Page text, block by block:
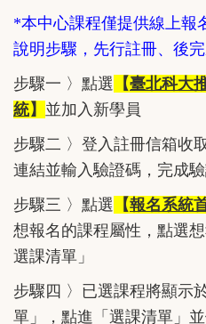
*本中心課程僅提供線上報
說明步驟，先行註冊、後
步驟一 〉點選 【臺北科大
統】 並加入新學員
步驟二 〉登入註冊信箱收
連結並輸入驗證碼，完成
步驟三 〉點選 【報名系統
想報名的課程屬性，點選
選課清單」
步驟四 〉已選課程將顯示
單」，點進「選課清單」